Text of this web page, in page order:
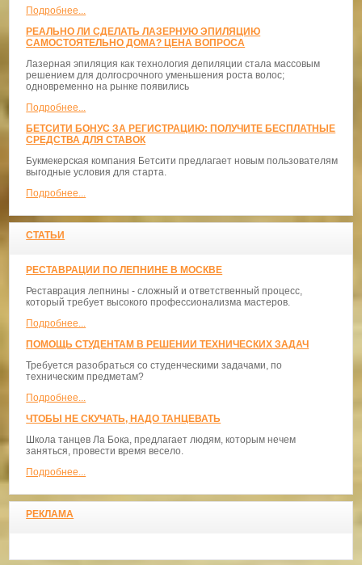
Подробнее...
РЕАЛЬНО ЛИ СДЕЛАТЬ ЛАЗЕРНУЮ ЭПИЛЯЦИЮ
САМОСТОЯТЕЛЬНО ДОМА? ЦЕНА ВОПРОСА
Лазерная эпиляция как технология депиляции стала массовым
решением для долгосрочного уменьшения роста волос;
одновременно на рынке появились
Подробнее...
БЕТСИТИ БОНУС ЗА РЕГИСТРАЦИЮ: ПОЛУЧИТЕ БЕСПЛАТНЫЕ
СРЕДСТВА ДЛЯ СТАВОК
Букмекерская компания Бетсити предлагает новым пользователям
выгодные условия для старта.
Подробнее...
СТАТЬИ
РЕСТАВРАЦИИ ПО ЛЕПНИНЕ В МОСКВЕ
Реставрация лепнины - сложный и ответственный процесс,
который требует высокого профессионализма мастеров.
Подробнее...
ПОМОЩЬ СТУДЕНТАМ В РЕШЕНИИ ТЕХНИЧЕСКИХ ЗАДАЧ
Требуется разобраться со студенческими задачами, по
техническим предметам?
Подробнее...
ЧТОБЫ НЕ СКУЧАТЬ, НАДО ТАНЦЕВАТЬ
​Школа танцев Ла Бока, предлагает людям, которым нечем
заняться, провести время весело.
Подробнее...
РЕКЛАМА